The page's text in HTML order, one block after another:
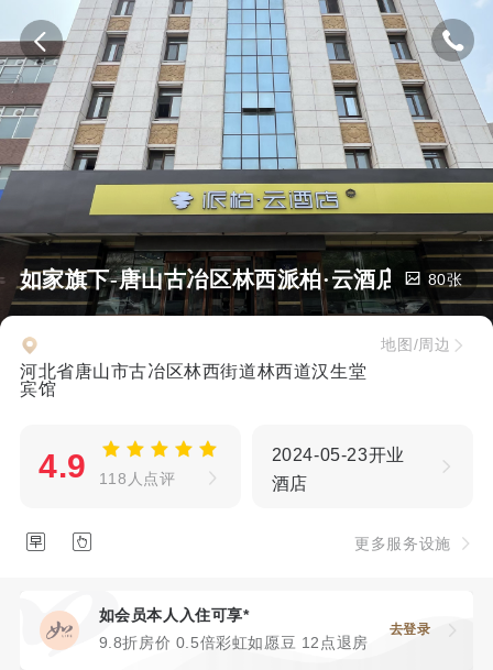
如家旗下-唐山古冶区林西派柏·云酒店 80张
河北省唐山市古冶区林西街道林西道汉生堂
宾馆
地图/周边
4.9 118人点评
2024-05-23开业
酒店
  更多服务设施
如会员本人入住可享*
9.8折房价 0.5倍彩虹如愿豆 12点退房
去登录